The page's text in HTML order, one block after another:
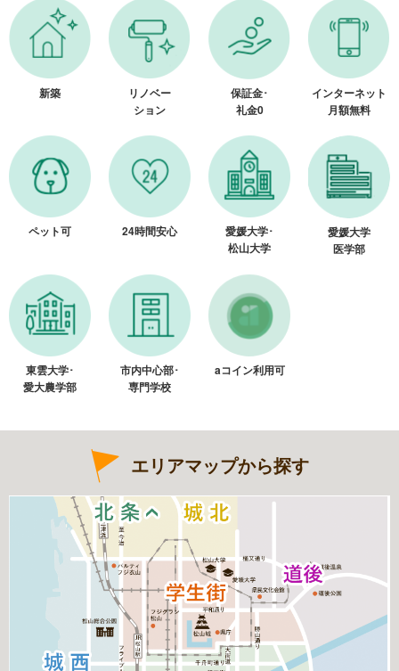
新築
リノベー
ション
保証金･
礼金0
インターネット
月額無料
ペット可 24時間安心
愛媛大学･
松山大学
愛媛大学
医学部
東雲大学･
愛大農学部
市内中心部･
専門学校
aコイン利用可
エリアマップから探す